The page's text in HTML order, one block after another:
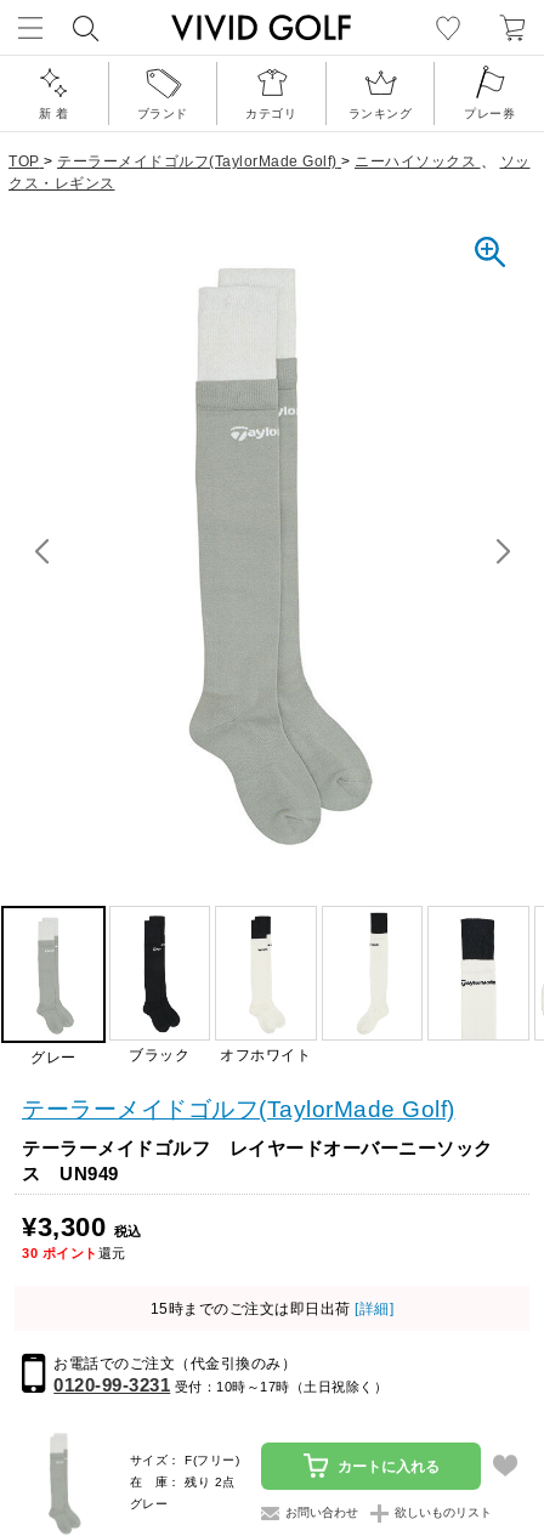
新 着 ブランド カテゴリ ランキング プレー券
TOP > テーラーメイドゴルフ(TaylorMade Golf) > ニーハイソックス 、
ソッ
クス・レギンス
グレー ブラック オフホワイト
テーラーメイドゴルフ(TaylorMade Golf)
テーラーメイドゴルフ レイヤードオーバーニーソック
ス UN949
¥3,300 税込
30 ポイント 還元
15時までのご注文は即日出荷 [詳細]
お電話でのご注文（代金引換のみ）
0120-99-3231 受付：10時～17時（土日祝除く）
サイズ： F(フリー)
在 庫： 残り 2点
グレー
カートに入れる
お問い合わせ 欲しいものリスト